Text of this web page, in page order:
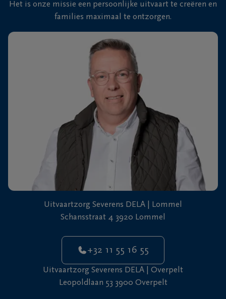
Het is onze missie een persoonlijke uitvaart te creëren en
families maximaal te ontzorgen.
Uitvaartzorg Severens DELA | Lommel
Schansstraat 4 3920 Lommel
+32 11 55 16 55
Uitvaartzorg Severens DELA | Overpelt
Leopoldlaan 53 3900 Overpelt